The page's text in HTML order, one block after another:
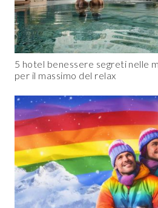
5 hotel benessere segreti nelle
per il massimo del relax